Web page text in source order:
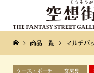
商品一覧 マルチパ
ケース・ポーチ 文房具